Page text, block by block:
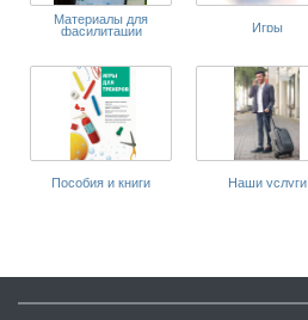
Материалы для
фасилитации Игры
Пособия и книги Наши услуги